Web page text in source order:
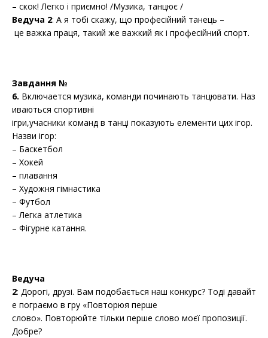
– скок! Легко і приємно! /Музика, танцює /
Ведуча 2: А я тобі скажу, що професійний танець –
це важка праця, такий же важкий як і професійний спорт.
Завдання №
6. Включается музика, команди починають танцювати. Наз
иваються спортивні
ігри,учасники команд в танці показують елементи цих ігор.
Назви ігор:
– Баскетбол
– Хокей
– плавання
– Художня гімнастика
– Футбол
– Легка атлетика
– Фігурне катання.
Ведуча
2: Дорогі, друзі. Вам подобається наш конкурс? Тоді давайт
е пограємо в гру «Повторюя перше
слово». Повторюйте тільки перше слово моєї пропозиції.
Добре?